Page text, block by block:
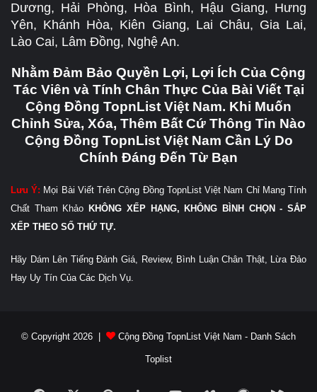
Dương, Hải Phòng, Hòa Bình, Hậu Giang, Hưng
Yên, Khánh Hòa, Kiên Giang, Lai Châu, Gia Lai,
Lào Cai, Lâm Đồng, Nghệ An.
Nhằm Đảm Bảo Quyền Lợi, Lợi Ích Của Cộng
Tác Viên và Tính Chân Thực Của Bài Viết Tại
Cộng Đồng TopnList Việt Nam. Khi Muốn
Chỉnh Sửa, Xóa, Thêm Bất Cứ Thông Tin Nào
Cộng Đồng TopnList Việt Nam Cần Lý Do
Chính Đáng Đến Từ Bạn
Lưu Ý: Mọi Bài Viết Trên Cộng Đồng TopnList Việt Nam Chỉ Mang Tính
Chất Tham Khảo KHÔNG XẾP HẠNG, KHÔNG BÌNH CHỌN - SẮP
XẾP THEO SỐ THỨ TỰ.
Hãy Dám Lên Tiếng Đánh Giá, Review, Bình Luận Chân Thật, Lừa Đảo
Hay Uy Tín Của Các Dịch Vụ.
© Copyright 2026 | Cộng Đồng TopnList Việt Nam - Danh Sách
Toplist